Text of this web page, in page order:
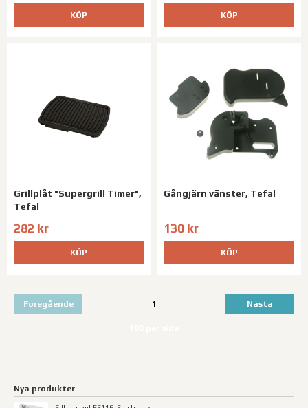
KÖP KÖP
Grillplåt "Supergrill Timer",
Tefal
282 kr
KÖP
Gångjärn vänster, Tefal
130 kr
KÖP
Föregående 1 Nästa
Nya produkter